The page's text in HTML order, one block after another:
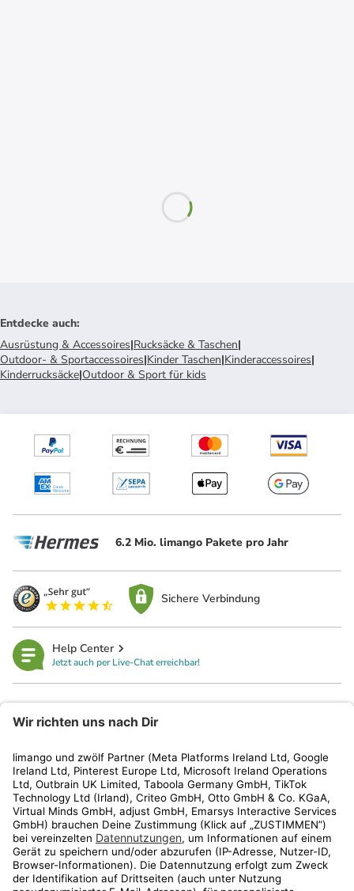
Entdecke auch:
Ausrüstung & Accessoires|Rucksäcke & Taschen|
Outdoor- & Sportaccessoires|Kinder Taschen|Kinderaccessoires|
Kinderrucksäcke|Outdoor & Sport für kids
6.2 Mio. limango Pakete pro Jahr
Sichere Verbindung
Help Center
Jetzt auch per Live-Chat erreichbar!
Kundenservice
Shop
Aktionen
Travel